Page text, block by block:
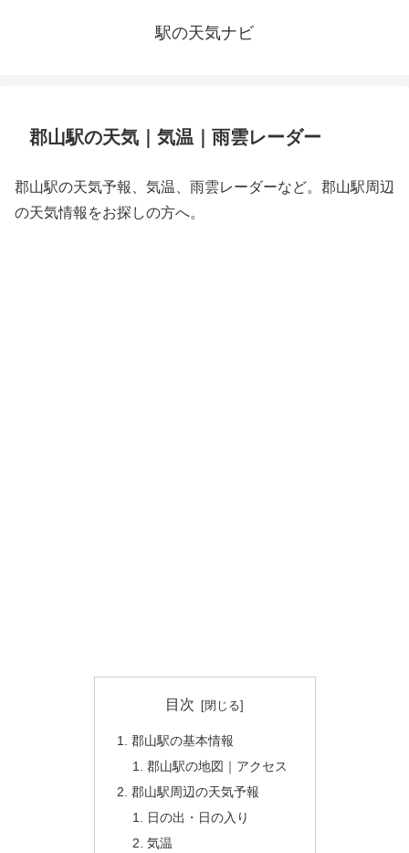
駅の天気ナビ
郡山駅の天気｜気温｜雨雲レーダー
郡山駅の天気予報、気温、雨雲レーダーなど。郡山駅周辺
の天気情報をお探しの方へ。
目次
郡山駅の基本情報
郡山駅の地図｜アクセス
郡山駅周辺の天気予報
日の出・日の入り
気温